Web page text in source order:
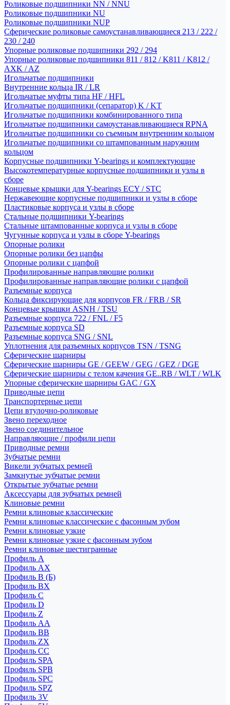
Роликовые подшипники NN / NNU
Роликовые подшипники NU
Роликовые подшипники NUP
Сферические роликовые самоустанавливающиеся 213 / 222 /
230 / 240
Упорные роликовые подшипники 292 / 294
Упорные роликовые подшипники 811 / 812 / K811 / K812 /
AXK / AZ
Игольчатые подшипники
Внутренние кольца IR / LR
Игольчатые муфты типа HF / HFL
Игольчатые подшипники (сепаратор) K / KT
Игольчатые подшипники комбинированного типа
Игольчатые подшипники самоустанавливающиеся RPNA
Игольчатые подшипники со съемным внутренним кольцом
Игольчатые подшипники со штампованным наружним
кольцом
Корпусные подшипники Y-bearings и комплектующие
Высокотемпературные корпусные подшипники и узлы в
сборе
Концевые крышки для Y-bearings ECY / STC
Нержавеющие корпусные подшипники и узлы в сборе
Пластиковые корпуса и узлы в сборе
Стальные подшипники Y-bearings
Стальные штампованные корпуса и узлы в сборе
Чугунные корпуса и узлы в сборе Y-bearings
Опорные ролики
Опорные ролики без цапфы
Опорные ролики с цапфой
Профилированные направляющие ролики
Профилированные направляющие ролики с цапфой
Разъемные корпуса
Кольца фиксирующие для корпусов FR / FRB / SR
Концевые крышки ASNH / TSU
Разъемные корпуса 722 / FNL / F5
Разъемные корпуса SD
Разъемные корпуса SNG / SNL
Уплотнения для разъемных корпусов TSN / TSNG
Сферические шарниры
Сферические шарниры GE / GEEW / GEG / GEZ / DGE
Сферические шарниры с телом качения GE..RB / WLT / WLK
Упорные сферические шарниры GAC / GX
Приводные цепи
Транспортерные цепи
Цепи втулочно-роликовые
Звено переходное
Звено соединительное
Направляющие / профили цепи
Приводные ремни
Зубчатые ремни
Викели зубчатых ремней
Замкнутые зубчатые ремни
Открытые зубчатые ремни
Аксессуары для зубчатых ремней
Клиновые ремни
Ремни клиновые классические
Ремни клиновые классические с фасонным зубом
Ремни клиновые узкие
Ремни клиновые узкие с фасонным зубом
Ремни клиновые шестигранные
Профиль A
Профиль AX
Профиль B (Б)
Профиль BX
Профиль C
Профиль D
Профиль Z
Профиль АА
Профиль BB
Профиль ZX
Профиль CC
Профиль SPA
Профиль SPB
Профиль SPC
Профиль SPZ
Профиль 3V